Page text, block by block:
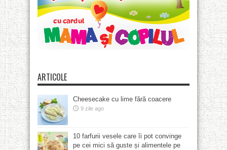
ARTICOLE
Cheesecake cu lime fără coacere
9 zile ago
10 farfurii vesele care îi pot convinge
pe cei mici să guste și alimentele pe